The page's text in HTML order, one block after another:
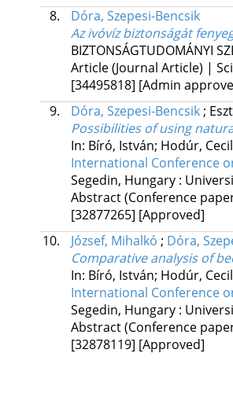
8.
Dóra, Szepesi-Bencsik
Az ivóvíz biztonságát
BIZTONSÁGTUDOMÁNYI
Article (Journal Article) |
[34495818] [Admin
9.
Dóra, Szepesi-Bencsik;
Possibilities of using
In: Bíró, István; Hodúr,
International Conference
Segedin, Hungary :
Abstract (Conference
[32877265] [Approved]
10.
József, Mihalkó ; Dóra,
Comparative analysis of
In: Bíró, István; Hodúr,
International Conference
Segedin, Hungary :
Abstract (Conference
[32878119] [Approved]